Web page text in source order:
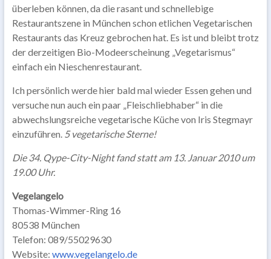
überleben können, da die rasant und schnellebige
Restaurantszene in München schon etlichen Vegetarischen
Restaurants das Kreuz gebrochen hat. Es ist und bleibt trotz
der derzeitigen Bio-Modeerscheinung „Vegetarismus“
einfach ein Nieschenrestaurant.
Ich persönlich werde hier bald mal wieder Essen gehen und
versuche nun auch ein paar „Fleischliebhaber“ in die
abwechslungsreiche vegetarische Küche von Iris Stegmayr
einzuführen. 5 vegetarische Sterne!
Die 34. Qype-City-Night fand statt am 13. Januar 2010 um
19.00 Uhr.
Vegelangelo
Thomas-Wimmer-Ring 16
80538 München
Telefon: 089/55029630
Website: www.vegelangelo.de